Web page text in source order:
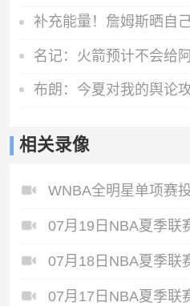
补充能量！詹姆斯晒自
相关录像
07月19日NBA夏季联
07月18日NBA夏季联
07月17日NBA夏季联